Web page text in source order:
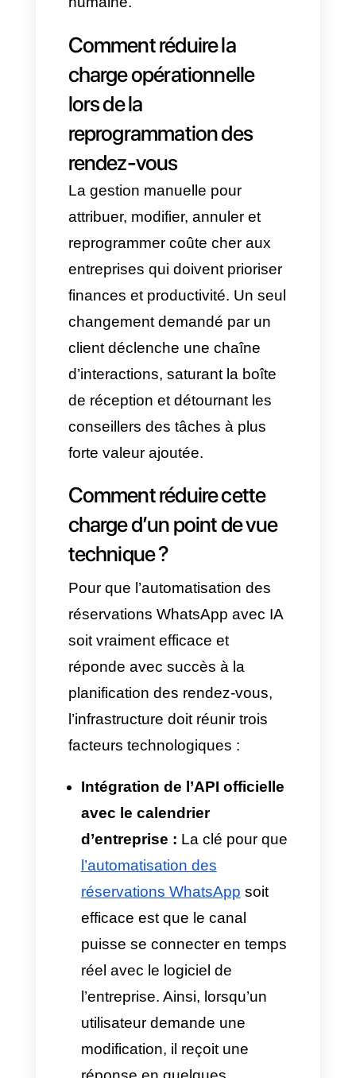
avec IA
un pont connecté au logiciel
de gestion de l’entreprise ou à
un autre système (
Calendar,Calendly
etc.). En mettant cela en
place, on élimine les
messages rigides et on
comprend l’intention de
l’utilisateur. Avec un système
adapté, il filtre selon la
disponibilité et les besoins du
client, et propose des
créneaux pour fixer le rendez-
vous. Si le client choisit un
horaire, l’agenda interne est
automatiquement mis à jour et
le rendez-vous confirmé.
Tandis que la méthode
traditionnelle génère une
accumulation de conversations
et de leads pour le lendemain,
la synchronisation en temps
fluides et maintient l’activité
24h/24, sans intervention
humaine.
Comment réduire la
charge opérationnelle
lors de la
reprogrammation des
rendez-vous